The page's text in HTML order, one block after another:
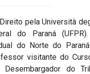
pela Università
do Paraná
do Norte do
visitante do
do